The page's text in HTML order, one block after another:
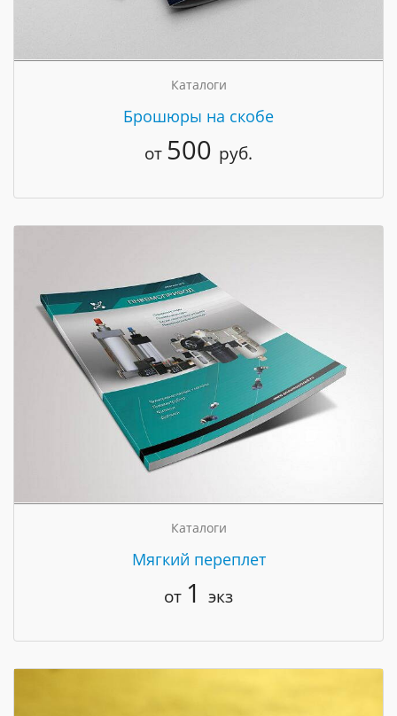
Каталоги
Брошюры на скобе
от 500 руб.
Каталоги
Мягкий переплет
от 1 экз